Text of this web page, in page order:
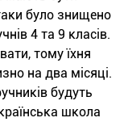
було знищено
4 та 9 класів.
тому їхня
на два місяці.
будуть
школа